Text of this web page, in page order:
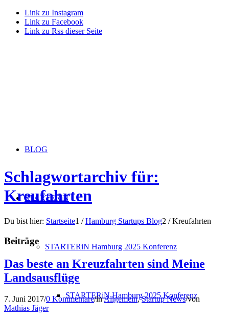
Link zu Instagram
Link zu Facebook
Link zu Rss dieser Seite
BLOG
STARTERiN
STARTERiN Hamburg 2025 Konferenz
STARTERiN Hamburg 2025 Konferenz
Schlagwortarchiv für:
Kreufahrten
Du bist hier: Startseite1 / Hamburg Startups Blog2 / Kreufahrten
Beiträge
Das beste an Kreuzfahrten sind Meine
Landsausflüge
7. Juni 2017/0 Kommentare/inAllgemein,Startup News/von
Mathias Jäger